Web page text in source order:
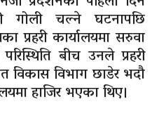
गोली चल्ने घटनापछि
प्रहरी कार्यालयमा सरुवा
बीच उनले प्रहरी
विकास विभाग छाडेर भदौ
हाजिर भएका थिए।